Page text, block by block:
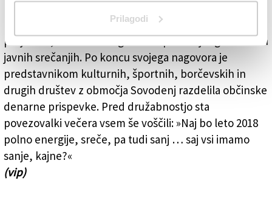
Prilagodi
poudarila županja in napovedala nekaj novih
projektov, o katerih bo govor na posebej organiziranih
javnih srečanjih. Po koncu svojega nagovora je
predstavnikom kulturnih, športnih, borčevskih in
drugih društev z območja Sovodenj razdelila občinske
denarne prispevke. Pred družabnostjo sta
povezovalki večera vsem še voščili: »Naj bo leto 2018
polno energije, sreče, pa tudi sanj … saj vsi imamo
sanje, kajne?«
(vip)